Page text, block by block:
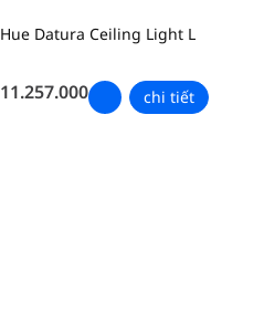
Hue Datura Ceiling Light L
11.257.000 chi tiết